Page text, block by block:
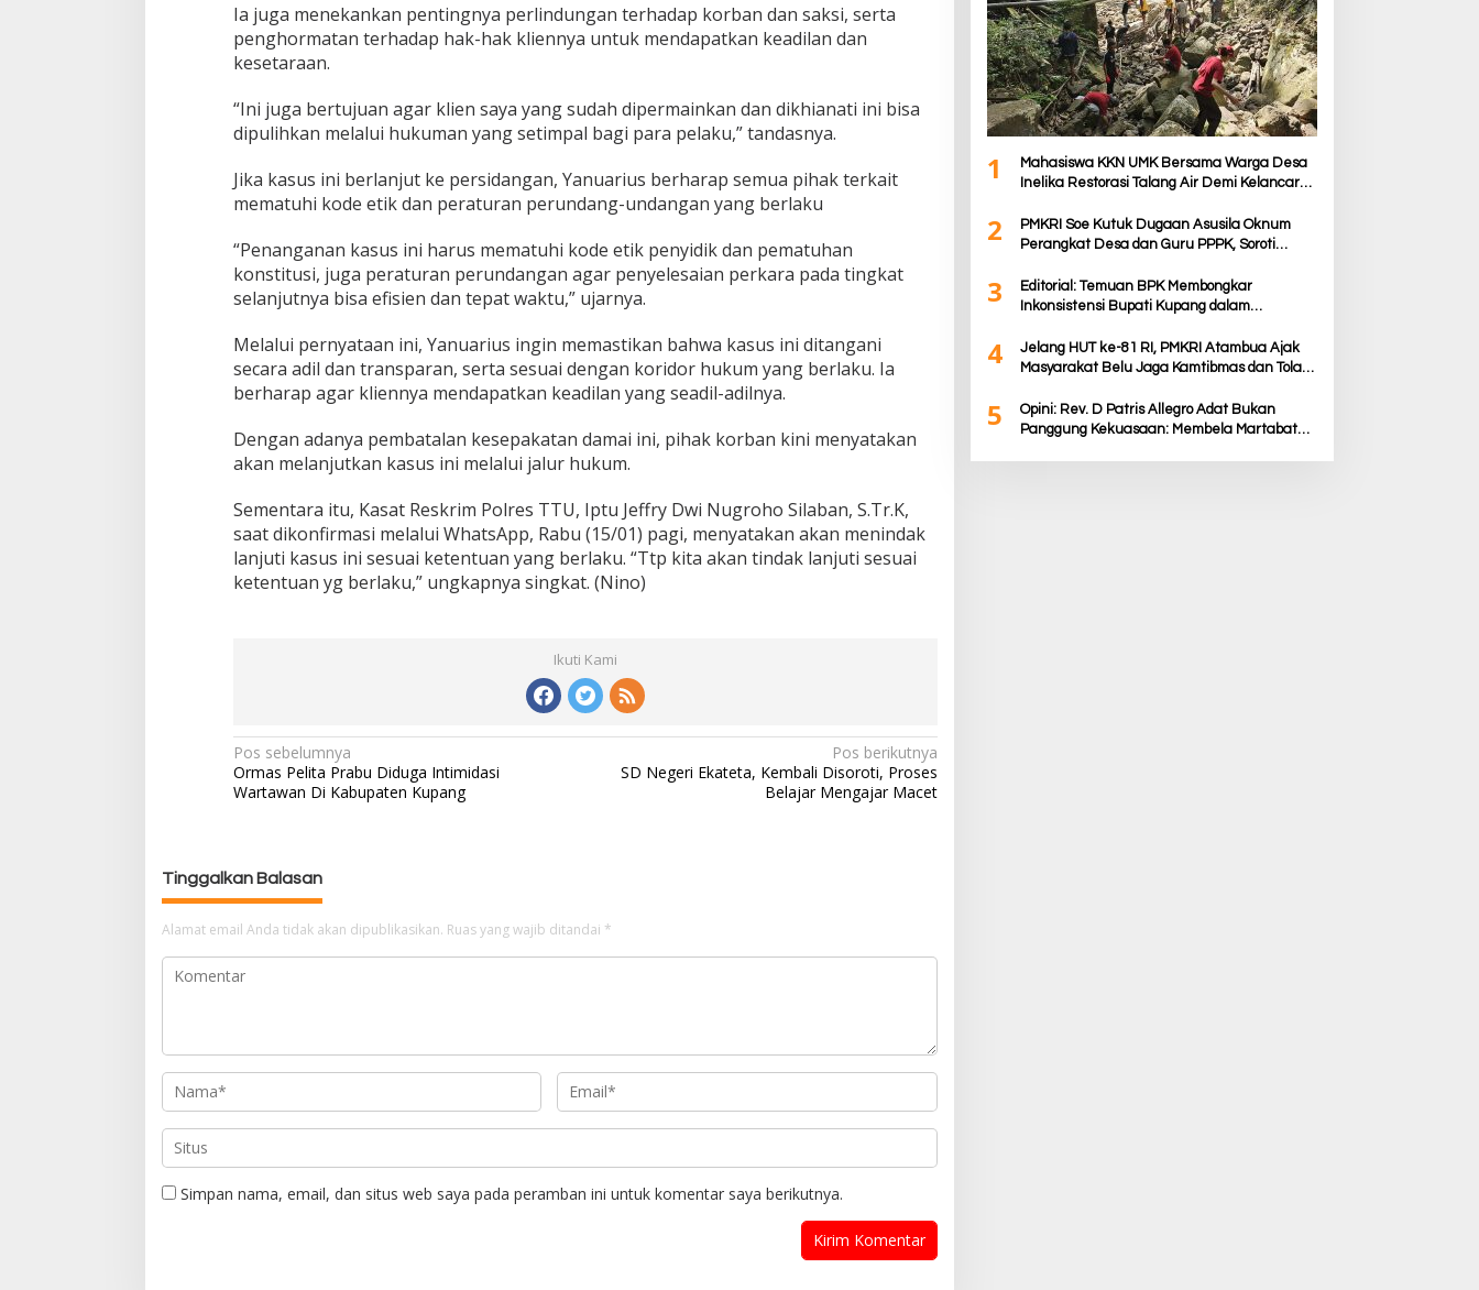
Ia juga menekankan pentingnya perlindungan terhadap korban dan saksi, serta
penghormatan terhadap hak-hak kliennya untuk mendapatkan keadilan dan
kesetaraan.
“Ini juga bertujuan agar klien saya yang sudah dipermainkan dan dikhianati ini bisa
dipulihkan melalui hukuman yang setimpal bagi para pelaku,” tandasnya.
Jika kasus ini berlanjut ke persidangan, Yanuarius berharap semua pihak terkait
mematuhi kode etik dan peraturan perundang-undangan yang berlaku
“Penanganan kasus ini harus mematuhi kode etik penyidik dan pematuhan
konstitusi, juga peraturan perundangan agar penyelesaian perkara pada tingkat
selanjutnya bisa efisien dan tepat waktu,” ujarnya.
Melalui pernyataan ini, Yanuarius ingin memastikan bahwa kasus ini ditangani
secara adil dan transparan, serta sesuai dengan koridor hukum yang berlaku. Ia
berharap agar kliennya mendapatkan keadilan yang seadil-adilnya.
Dengan adanya pembatalan kesepakatan damai ini, pihak korban kini menyatakan
akan melanjutkan kasus ini melalui jalur hukum.
Sementara itu, Kasat Reskrim Polres TTU, Iptu Jeffry Dwi Nugroho Silaban, S.Tr.K,
saat dikonfirmasi melalui WhatsApp, Rabu (15/01) pagi, menyatakan akan menindak
lanjuti kasus ini sesuai ketentuan yang berlaku. “Ttp kita akan tindak lanjuti sesuai
ketentuan yg berlaku,” ungkapnya singkat. (Nino)
Ikuti Kami
N
a
v
a
s
i
o
Pos sebelumnya
Ormas Pelita Prabu Diduga Intimidasi
Wartawan Di Kabupaten Kupang
Pos berikutnya
SD Negeri Ekateta, Kembali Disoroti, Proses
Belajar Mengajar Macet
Tinggalkan Balasan
Alamat email Anda tidak akan dipublikasikan. Ruas yang wajib ditandai *
Simpan nama, email, dan situs web saya pada peramban ini untuk komentar saya berikutnya.
1
Mahasiswa KKN UMK Bersama Warga Desa
Inelika Restorasi Talang Air Demi Kelancaran
2
PMKRI Soe Kutuk Dugaan Asusila Oknum
Perangkat Desa dan Guru PPPK, Soroti
3
Editorial: Temuan BPK Membongkar
Inkonsistensi Bupati Kupang dalam
4
Jelang HUT ke-81 RI, PMKRI Atambua Ajak
Masyarakat Belu Jaga Kamtibmas dan Tolak
5
Opini: Rev. D Patris Allegro Adat Bukan
Panggung Kekuasaan: Membela Martabat